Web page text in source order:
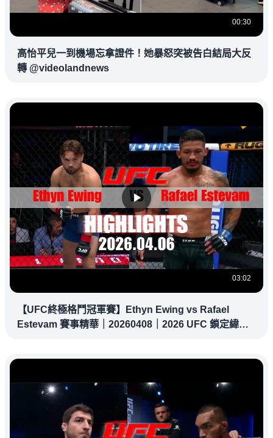
00:30
高怡平兒一到機場忘拿證件！她暴怒突被告白結局大反
轉 @videolandnews
03:02
【UFC終極格鬥冠軍賽】Ethyn Ewing vs Rafael
Estevam 賽事精華｜20260408｜2026 UFC 鎖定緯